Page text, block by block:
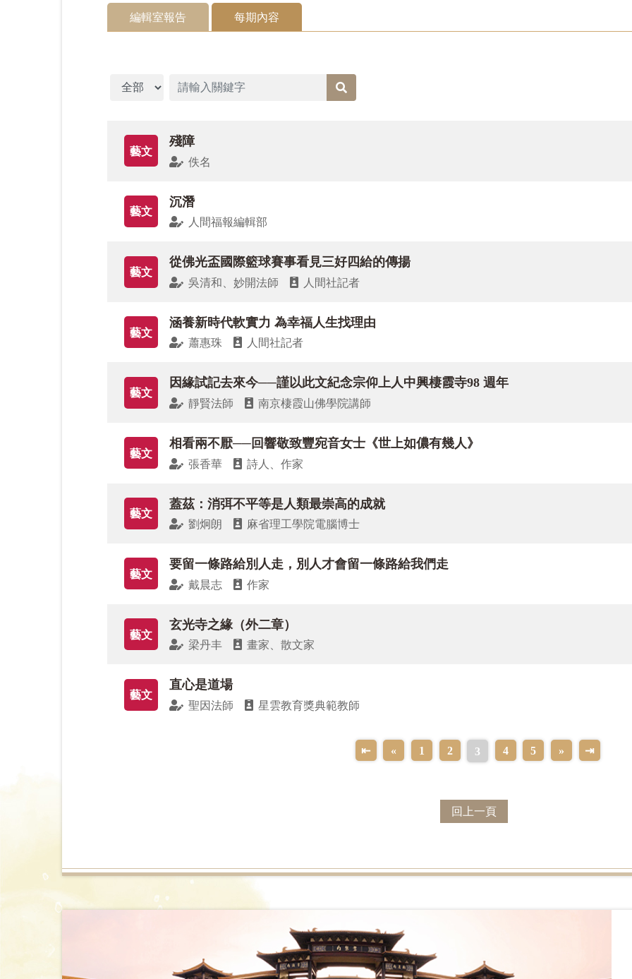
編輯室報告 每期內容
理得的人生。
興教授〈人間佛教的孝道觀――以《阿含經》為主〉，提供了解原始佛教的佛陀本懷，以及中國佛教如何
間佛教需要「人間解釋」――論星雲大師對佛教的創造性解釋〉，從中華文化的時空背景，了解佛教中國
蔡昌雄教授〈從宗教對話到宗教參與──佛光山「神明聯誼會」的新宗教多元論意涵〉，從「宗教參與」
王偉教授〈慈心悲願，利樂人間──從「慈悲心」看星雲大師人間佛教思想與實踐〉從教育、文化、慈善
和挑戰。
論述彌陀淨土與彌勒淨土思想的異同與其奧妙之處。
訪兩岸寺院田野調查，就戒律的精神以及現代實踐性作深入的探討。
大師的行誼。在閱讀〈昨日華香〉專欄時，透過詩人溫婉細膩的筆觸，讓我們感受到作家與畫家惺惺相惜
前塵往事，無論是童騃時的記憶，或是五十年前與玄光寺的一段因緣，深信寺院是人們心靈的歸依處。
在〈歷史風華〉專欄，介紹宗仰上人一生的品行道義，其有愛國奇僧之美譽。宗仰上人為禪宗臨濟法脈第
之外，尚發起編纂《頻伽藏》工作，當帝制成了過去式，上人急流勇退回到金山寺閉關，不慕名、不邀功
〈人生修行路〉專欄中，作者堅持對於這些特別點兒的孩子付出，我們且看作者如何走得心甘情願，歡喜
在2017 年5 月16 日《星雲大師全集》發布會上，張亞中教授談到，如果佛陀遇見星雲大師，他會對大師
文章分類
藝文
殘障
佚名
藝文
沉潛
人間福報編輯部
藝文
從佛光盃國際籃球賽事看見三好四給的傳揚
吳清和、妙開法師 人間社記者
藝文
涵養新時代軟實力 為幸福人生找理由
蕭惠珠 人間社記者
藝文
因緣試記去來今──謹以此文紀念宗仰上人中興棲霞寺98 週年
靜賢法師 南京棲霞山佛學院講師
藝文
相看兩不厭──回響敬致豐宛音女士《世上如儂有幾人》
張香華 詩人、作家
藝文
蓋茲：消弭不平等是人類最崇高的成就
劉炯朗 麻省理工學院電腦博士
藝文
要留一條路給別人走，別人才會留一條路給我們走
戴晨志 作家
藝文
玄光寺之緣（外二章）
梁丹丰 畫家、散文家
藝文
直心是道場
聖因法師 星雲教育獎典範教師
⇤ « 1 2 3 4 5 » ⇥
回上一頁